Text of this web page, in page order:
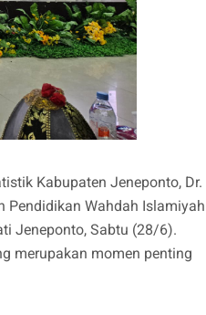
Kabupaten Jeneponto, Dr.
Pendidikan Wahdah Islamiyah
Jeneponto, Sabtu (28/6).
merupakan momen penting